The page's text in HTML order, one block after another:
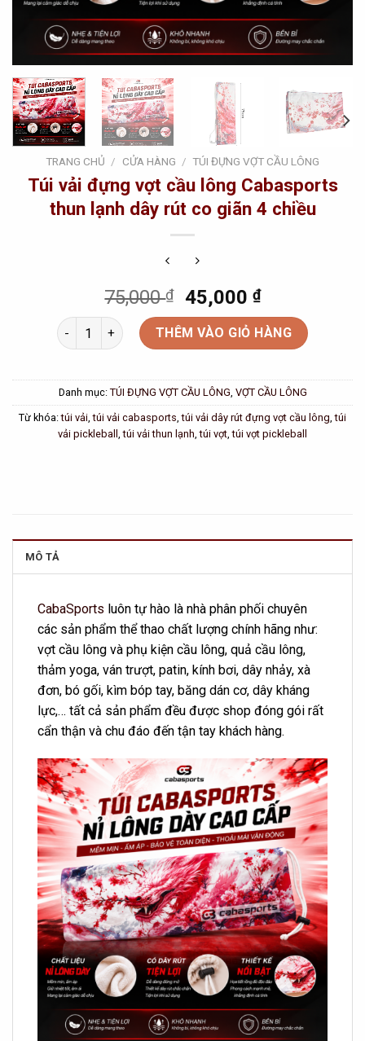
TRANG CHỦ / CỬA HÀNG / TÚI ĐỰNG VỢT CẦU LÔNG
Túi vải đựng vợt cầu lông Cabasports
thun lạnh dây rút co giãn 4 chiều
75,000₫
Original
price
was:
75,000 ₫.
45,000 ₫Current
price
is:
45,000 ₫.
Túi vải đựng vợt cầu lông Cabasports thun lạnh dây
THÊM VÀO GIỎ HÀNG
Danh mục: TÚI ĐỰNG VỢT CẦU LÔNG, VỢT CẦU LÔNG
Từ khóa:túi vải,túi vải cabasports,túi vải dây rút đựng vợt cầu lông,túi
vải pickleball ,túi vải thun lạnh,túi vợt,túi vợt pickleball
MÔ TẢ
CabaSports luôn tự hào là nhà phân phối chuyên
các sản phẩm thể thao chất lượng chính hãng như:
vợt cầu lông và phụ kiện cầu lông, quả cầu lông,
thảm yoga, ván trượt, patin, kính bơi, dây nhảy, xà
đơn, bó gối, kìm bóp tay, băng dán cơ, dây kháng
lực,… tất cả sản phẩm đều được shop đóng gói rất
cẩn thận và chu đáo đến tận tay khách hàng.